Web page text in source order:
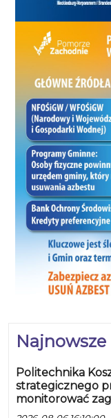
Najnowsze
Politechnika
strategicznego
monitorować